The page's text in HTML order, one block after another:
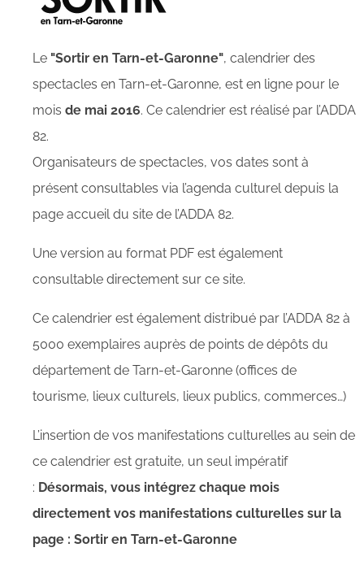
Le "Sortir en Tarn-et-Garonne", calendrier des
spectacles en Tarn-et-Garonne, est en ligne pour le
mois de mai 2016. Ce calendrier est réalisé par l’ADDA
82.
Organisateurs de spectacles, vos dates sont à
présent consultables via l’agenda culturel depuis la
page accueil du site de l’ADDA 82.
Une version au format PDF est également
consultable directement sur ce site.
Ce calendrier est également distribué par l’ADDA 82 à
5000 exemplaires auprès de points de dépôts du
département de Tarn-et-Garonne (offices de
tourisme, lieux culturels, lieux publics, commerces…)
L’insertion de vos manifestations culturelles au sein de
ce calendrier est gratuite, un seul impératif
: Désormais, vous intégrez chaque mois
directement vos manifestations culturelles sur la
page : Sortir en Tarn-et-Garonne